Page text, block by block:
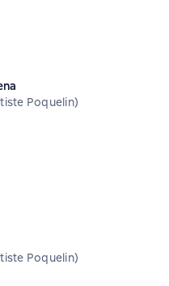
5 на основе 1 оценок
Poquelin)
5 на основе 1 оценок
Poquelin)
5 на основе 2 оценок